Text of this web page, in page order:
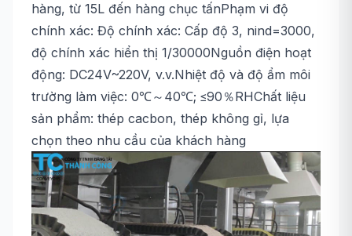
hàng, từ 15L đến hàng chục tấnPhạm vi độ
chính xác: Độ chính xác: Cấp độ 3, nind=3000,
độ chính xác hiển thị 1/30000Nguồn điện hoạt
động: DC24V~220V, v.v.Nhiệt độ và độ ẩm môi
trường làm việc: 0℃～40℃; ≤90％RHChất liệu
sản phẩm: thép cacbon, thép không gỉ, lựa
chọn theo nhu cầu của khách hàng